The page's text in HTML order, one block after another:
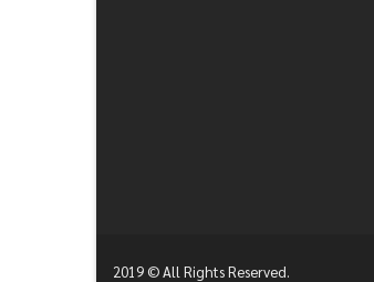
2019 © All Rights Reserved.